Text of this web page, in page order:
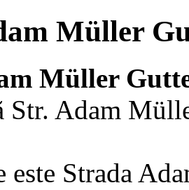
Müller
Müller
Str. Adam
este Strada